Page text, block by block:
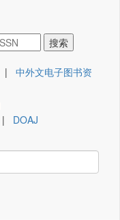
| 中外文电子图书资
| DOAJ